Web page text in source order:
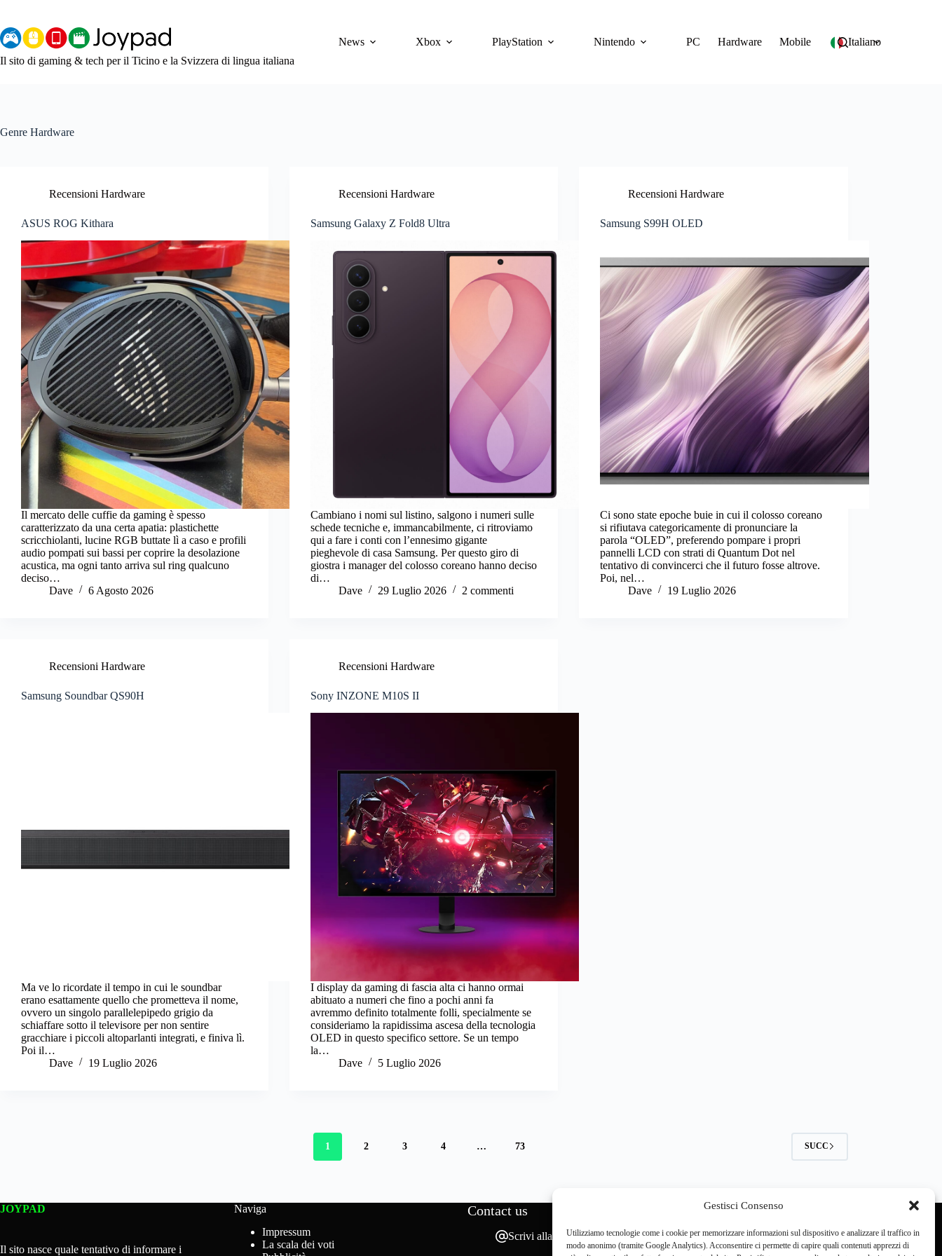
Gestisci Consenso
Utilizziamo tecnologie come i cookie per memorizzare informazioni sul dispositivo e analizzare il traffico in
modo anonimo (tramite Google Analytics). Acconsentire ci permette di capire quali contenuti apprezzi di
contenuto
Il sito di gaming & tech per il Ticino e la Svizzera di lingua italiana
News Xbox PlayStation Nintendo PC Hardware Mobile Italiano
Genre Hardware
Recensioni Hardware
ASUS ROG Kithara
Il mercato delle cuffie da gaming è spesso
caratterizzato da una certa apatia: plastichette
scricchiolanti, lucine RGB buttate lì a caso e profili
audio pompati sui bassi per coprire la desolazione
acustica, ma ogni tanto arriva sul ring qualcuno
deciso…
Dave
6 Agosto 2026
Recensioni Hardware
Samsung Galaxy Z Fold8 Ultra
Cambiano i nomi sul listino, salgono i numeri sulle
schede tecniche e, immancabilmente, ci ritroviamo
qui a fare i conti con l’ennesimo gigante
pieghevole di casa Samsung. Per questo giro di
giostra i manager del colosso coreano hanno deciso
di…
Dave
29 Luglio 2026 2 commenti
Recensioni Hardware
Samsung S99H OLED
Ci sono state epoche buie in cui il colosso coreano
si rifiutava categoricamente di pronunciare la
parola “OLED”, preferendo pompare i propri
pannelli LCD con strati di Quantum Dot nel
tentativo di convincerci che il futuro fosse altrove.
Poi, nel…
Dave
19 Luglio 2026
Recensioni Hardware
Samsung Soundbar QS90H
Ma ve lo ricordate il tempo in cui le soundbar
erano esattamente quello che prometteva il nome,
ovvero un singolo parallelepipedo grigio da
schiaffare sotto il televisore per non sentire
gracchiare i piccoli altoparlanti integrati, e finiva lì.
Poi il…
Dave
19 Luglio 2026
Recensioni Hardware
Sony INZONE M10S II
I display da gaming di fascia alta ci hanno ormai
abituato a numeri che fino a pochi anni fa
avremmo definito totalmente folli, specialmente se
consideriamo la rapidissima ascesa della tecnologia
OLED in questo specifico settore. Se un tempo
la…
Dave
5 Luglio 2026
1 2 3 4 … 73 SUCC
JOYPAD
Il sito nasce quale tentativo di informare i
Naviga
Impressum
La scala dei voti
Contact us
Scrivi alla redazione